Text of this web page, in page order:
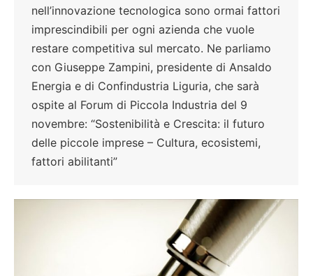
nell’innovazione tecnologica sono ormai fattori
imprescindibili per ogni azienda che vuole
restare competitiva sul mercato. Ne parliamo
con Giuseppe Zampini, presidente di Ansaldo
Energia e di Confindustria Liguria, che sarà
ospite al Forum di Piccola Industria del 9
novembre: “Sostenibilità e Crescita: il futuro
delle piccole imprese – Cultura, ecosistemi,
fattori abilitanti”